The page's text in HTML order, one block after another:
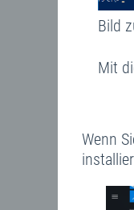
Bild
Mit
Wenn